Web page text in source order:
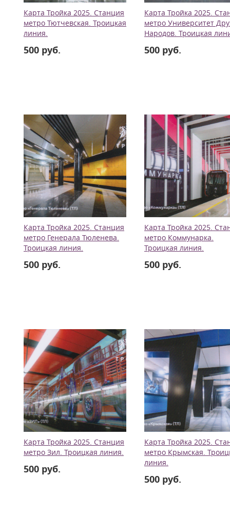
Карта Тройка 2025. Станция
метро Тютчевская. Троицкая
линия.
500 руб.
Карта Тройка 2025.
метро Университет
Народов. Троицкая
500 руб.
Карта Тройка 2025. Станция
метро Генерала Тюленева.
Троицкая линия.
500 руб.
Карта Тройка 2025.
метро Коммунарка.
Троицкая линия.
500 руб.
Карта Тройка 2025. Станция
метро Зил. Троицкая линия.
500 руб.
Карта Тройка 2025.
метро Крымская.
линия.
500 руб.